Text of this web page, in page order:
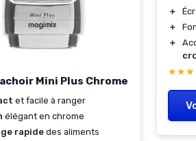
Mini Plus Chrome
et facile à ranger
élégant en chrome
rapide des aliments
＋
＋
＋